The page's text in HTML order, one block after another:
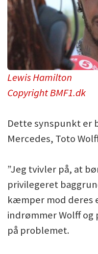
Lewis Hamilton
Copyright BMF1.dk
Dette synspunkt er
Mercedes, Toto
”Jeg tvivler på, at
privilegeret
kæmper mod deres
indrømmer Wolff og
på problemet.